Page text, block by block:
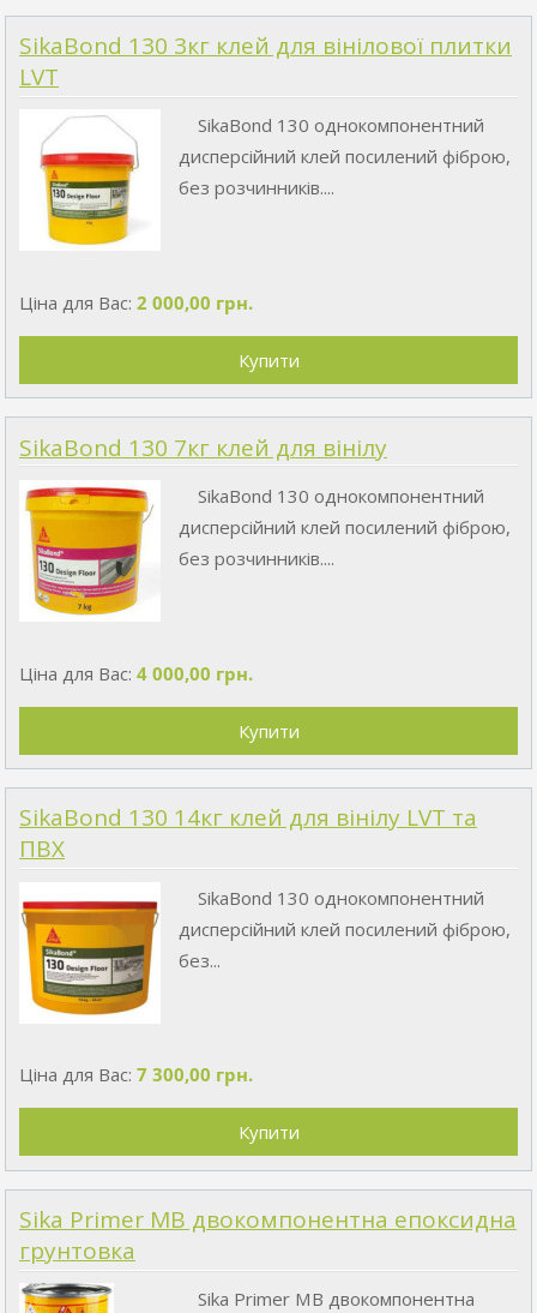
SikaBond 130 3кг клей для вінілової плитки
LVT
SikaBond 130 однокомпонентний
дисперсійний клей посилений фіброю,
без розчинників....
Ціна для Вас: 2 000,00 грн.
SikaBond 130 7кг клей для вінілу
SikaBond 130 однокомпонентний
дисперсійний клей посилений фіброю,
без розчинників....
Ціна для Вас: 4 000,00 грн.
SikaBond 130 14кг клей для вінілу LVT та
ПВХ
SikaBond 130 однокомпонентний
дисперсійний клей посилений фіброю,
без...
Ціна для Вас: 7 300,00 грн.
Sika Primer MB двокомпонентна епоксидна
грунтовка
Sika Primer MB двокомпонентна